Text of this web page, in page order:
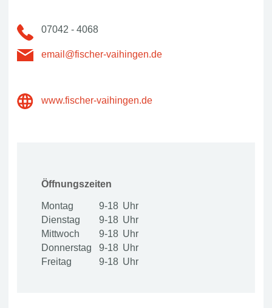
07042 - 4068
email@fischer-vaihingen.de
www.fischer-vaihingen.de
Öffnungszeiten
Montag
9-18
Dienstag
9-18
Mittwoch
9-18
Donnerstag
9-18
Freitag
9-18